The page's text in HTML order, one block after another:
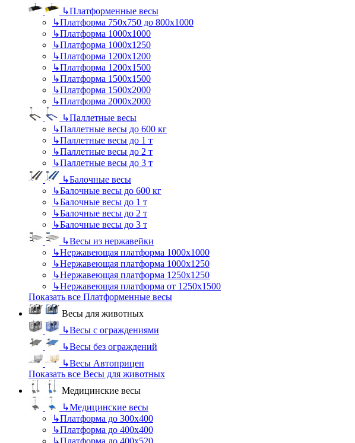
↳Платформенные весы
↳Платформа 750х750 до 800х1000
↳Платформа 1000х1000
↳Платформа 1000х1250
↳Платформа 1200х1200
↳Платформа 1200х1500
↳Платформа 1500х1500
↳Платформа 1500х2000
↳Платформа 2000х2000
↳Паллетные весы
↳Паллетные весы до 600 кг
↳Паллетные весы до 1 т
↳Паллетные весы до 2 т
↳Паллетные весы до 3 т
↳Балочные весы
↳Балочные весы до 600 кг
↳Балочные весы до 1 т
↳Балочные весы до 2 т
↳Балочные весы до 3 т
↳Весы из нержавейки
↳Нержавеющая платформа 1000х1000
↳Нержавеющая платформа 1000х1250
↳Нержавеющая платформа 1250х1250
↳Нержавеющая платформа от 1250х1500
Показать все Платформенные весы
Весы для животных
↳Весы с ограждениями
↳Весы без ограждений
↳Весы Автоприцеп
Показать все Весы для животных
Медицинские весы
↳Медицинские весы
↳Платформа до 300х400
↳Платформа до 400х400
↳Платформа до 400х520